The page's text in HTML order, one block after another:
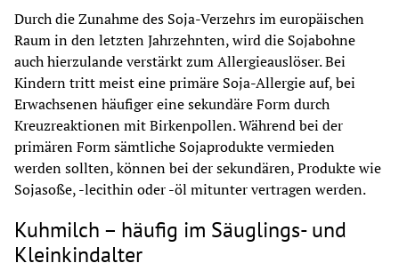
Durch die Zunahme des Soja-Verzehrs im europäischen
Raum in den letzten Jahrzehnten, wird die Sojabohne
auch hierzulande verstärkt zum Allergieauslöser. Bei
Kindern tritt meist eine primäre Soja-Allergie auf, bei
Erwachsenen häufiger eine sekundäre Form durch
Kreuzreaktionen mit Birkenpollen. Während bei der
primären Form sämtliche Sojaprodukte vermieden
werden sollten, können bei der sekundären, Produkte wie
Sojasoße, -lecithin oder -öl mitunter vertragen werden.
Kuhmilch – häufig im Säuglings- und
Kleinkindalter